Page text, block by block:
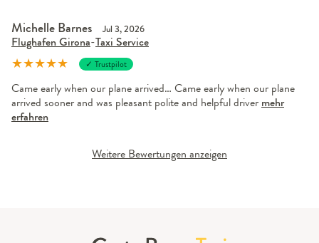
Michelle Barnes Jul 3, 2026
Flughafen Girona-Taxi Service
★★★★★ ✓ Trustpilot
Came early when our plane arrived… Came early when our plane
arrived sooner and was pleasant polite and helpful driver mehr
erfahren
Weitere Bewertungen anzeigen